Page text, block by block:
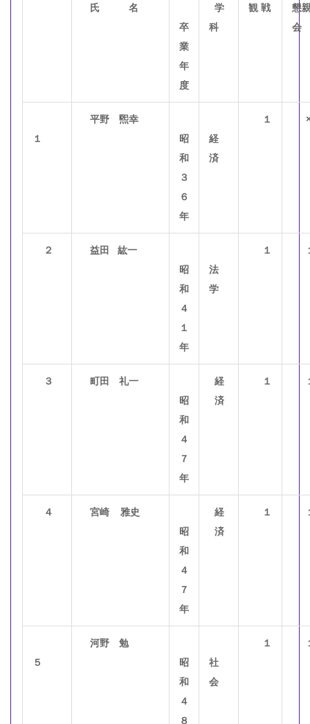
氏 名
卒
業
年
度
学
科
観 戦
懇
会
１
平野 煕幸
昭
和
３
６
年
経
済
１
２ 益田
紘一
昭
和
４
１
年
法
学
１
３ 町田
礼一
昭
和
４
７
年
経
済
１
４ 宮崎
雅史
昭
和
４
７
年
経
済
１
５
河野 勉
昭
和
４
８
社
会
１